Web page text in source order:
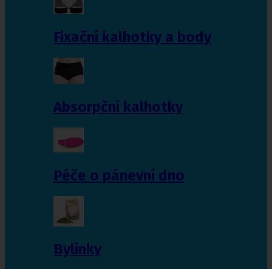
Fixační kalhotky a body
Absorpční kalhotky
Péče o pánevní dno
Bylinky